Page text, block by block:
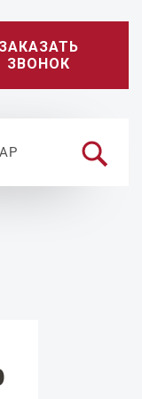
ЗАКАЗАТЬ
ЗВОНОК